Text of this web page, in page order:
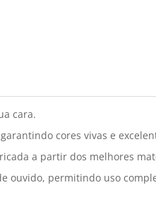
cara.
cores vivas e
a partir dos melhores
ouvido, permitindo uso